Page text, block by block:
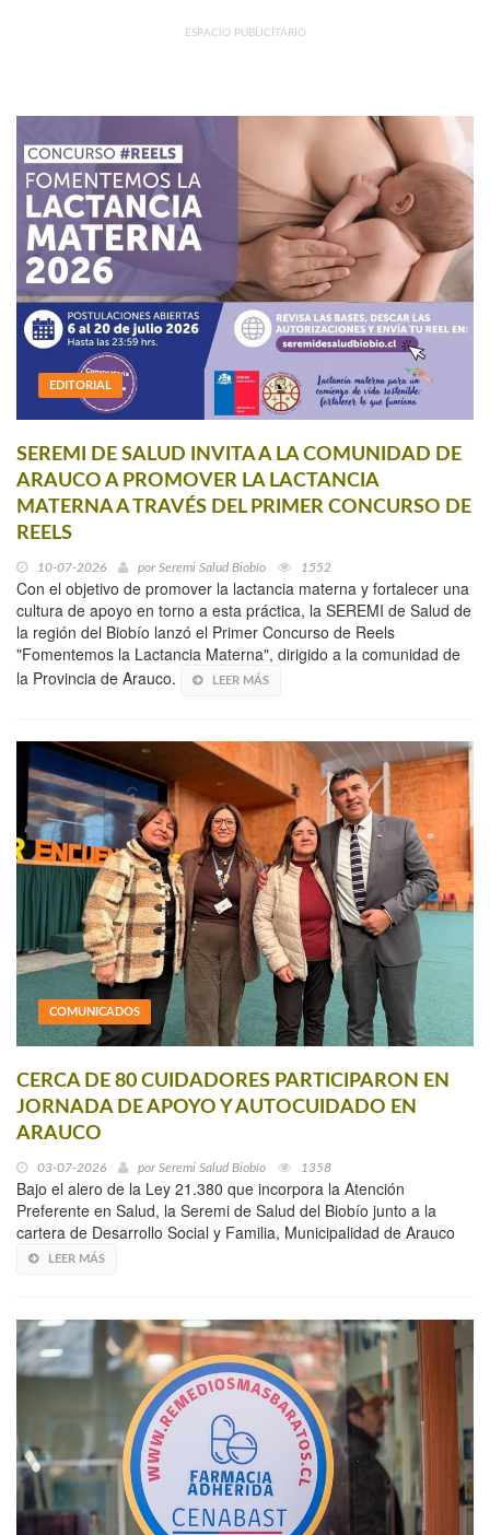
ESPACIO PUBLICITARIO
EDITORIAL
SEREMI DE SALUD INVITA A LA COMUNIDAD DE
ARAUCO A PROMOVER LA LACTANCIA
MATERNA A TRAVÉS DEL PRIMER CONCURSO DE
REELS
10-07-2026 por Seremi Salud Biobío 1552
Con el objetivo de promover la lactancia materna y fortalecer una
cultura de apoyo en torno a esta práctica, la SEREMI de Salud de
la región del Biobío lanzó el Primer Concurso de Reels
"Fomentemos la Lactancia Materna", dirigido a la comunidad de
la Provincia de Arauco.
LEER MÁS
COMUNICADOS
CERCA DE 80 CUIDADORES PARTICIPARON EN
JORNADA DE APOYO Y AUTOCUIDADO EN
ARAUCO
03-07-2026 por Seremi Salud Biobío 1358
Bajo el alero de la Ley 21.380 que incorpora la Atención
Preferente en Salud, la Seremi de Salud del Biobío junto a la
cartera de Desarrollo Social y Familia, Municipalidad de Arauco
LEER MÁS